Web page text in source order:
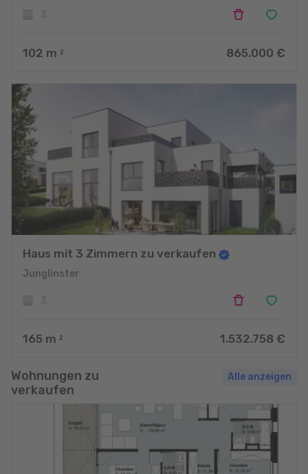
102 m 2 865.000 €
Haus mit 3 Zimmern zu verkaufen
Junglinster
165 m 2 1.532.758 €
Wohnungen zu
verkaufen
Alle anzeigen